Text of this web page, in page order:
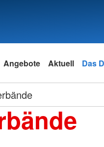
Angebote Aktuell Das